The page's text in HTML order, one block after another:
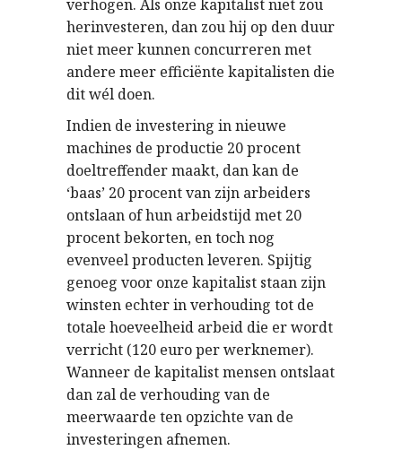
verhogen. Als onze kapitalist niet zou
herinvesteren, dan zou hij op den duur
niet meer kunnen concurreren met
andere meer efficiënte kapitalisten die
dit wél doen.
Indien de investering in nieuwe
machines de productie 20 procent
doeltreffender maakt, dan kan de
‘baas’ 20 procent van zijn arbeiders
ontslaan of hun arbeidstijd met 20
procent bekorten, en toch nog
evenveel producten leveren. Spijtig
genoeg voor onze kapitalist staan zijn
winsten echter in verhouding tot de
totale hoeveelheid arbeid die er wordt
verricht (120 euro per werknemer).
Wanneer de kapitalist mensen ontslaat
dan zal de verhouding van de
meerwaarde ten opzichte van de
investeringen afnemen.